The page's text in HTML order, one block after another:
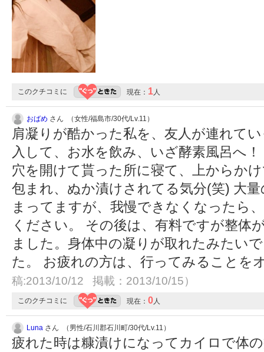
このクチコミに 現在： 1 人
おばめ さん （女性/福島市/30代/Lv.11）
肩凝りが酷かった私を、友人が連れて
入して、お水を飲み、いざ酵素風呂へ
穴を開けて貰った所に寝て、上からか
包まれ、ぬか漬けされてる気分(笑) 大
まってますが、我慢できなくなったら
ください。 その後は、有料ですが整体
ました。身体中の凝りが取れたみたい
た。 お疲れの方は、行ってみることを
稿:2013/10/12 掲載：2013/10/15）
このクチコミに 現在： 0 人
Luna さん （男性/石川郡石川町/30代/Lv.11）
疲れた時は糠漬けになってカイロで体